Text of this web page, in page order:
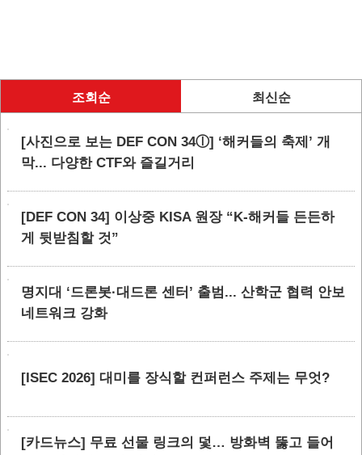
조회순 최신순
[사진으로 보는 DEF CON 34ⓛ] ‘해커들의 축제’ 개
막... 다양한 CTF와 즐길거리
[DEF CON 34] 이상중 KISA 원장 “K-해커들 든든하
게 뒷받침할 것”
명지대 ‘드론봇·대드론 센터’ 출범... 산학군 협력 안보
네트워크 강화
[ISEC 2026] 대미를 장식할 컨퍼런스 주제는 무엇?
[카드뉴스] 무료 선물 링크의 덫… 방화벽 뚫고 들어